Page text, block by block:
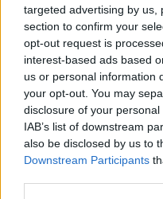
targeted advertising by us,
section to confirm your
opt-out request is
interest-based ads based
us or personal information
your opt-out. You may
disclosure of your
IAB’s list of downstream
also be disclosed by us to
Downstream Participants
Συνεντεύξεις
Τζεφ
μπορεί να σου